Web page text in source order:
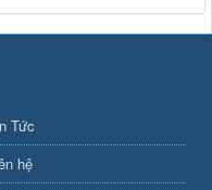
Tức
hệ